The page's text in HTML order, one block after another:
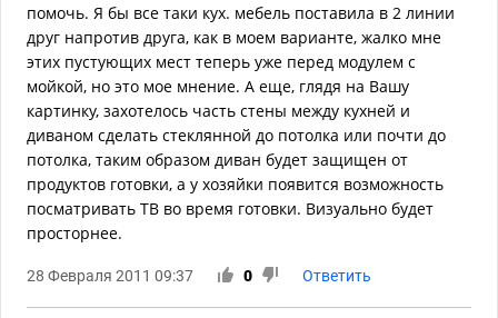
помочь. Я бы все таки кух. мебель поставила в 2 линии
друг напротив друга, как в моем варианте, жалко мне
этих пустующих мест теперь уже перед модулем с
мойкой, но это мое мнение. А еще, глядя на Вашу
картинку, захотелось часть стены между кухней и
диваном сделать стеклянной до потолка или почти до
потолка, таким образом диван будет защищен от
продуктов готовки, а у хозяйки появится возможность
посматривать ТВ во время готовки. Визуально будет
просторнее.
28 Февраля 2011 09:37 0 Ответить